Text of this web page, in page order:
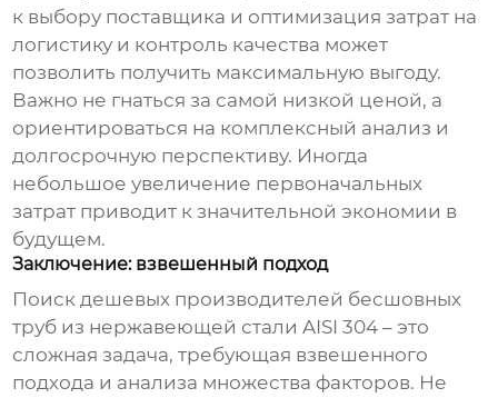
к выбору поставщика и оптимизация затрат на
логистику и контроль качества может
позволить получить максимальную выгоду.
Важно не гнаться за самой низкой ценой, а
ориентироваться на комплексный анализ и
долгосрочную перспективу. Иногда
небольшое увеличение первоначальных
затрат приводит к значительной экономии в
будущем.
Заключение: взвешенный подход
Поискдешевых производителей бесшовных
труб из нержавеющей стали AISI 304 – это
сложная задача, требующая взвешенного
подхода и анализа множества факторов. Не